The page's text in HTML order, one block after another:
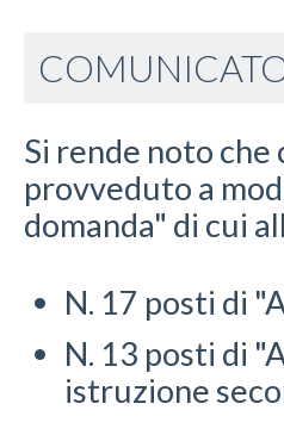
Si rende noto che
provveduto a
domanda" di cui
N. 17 posti di
N. 13 posti di
istruzione